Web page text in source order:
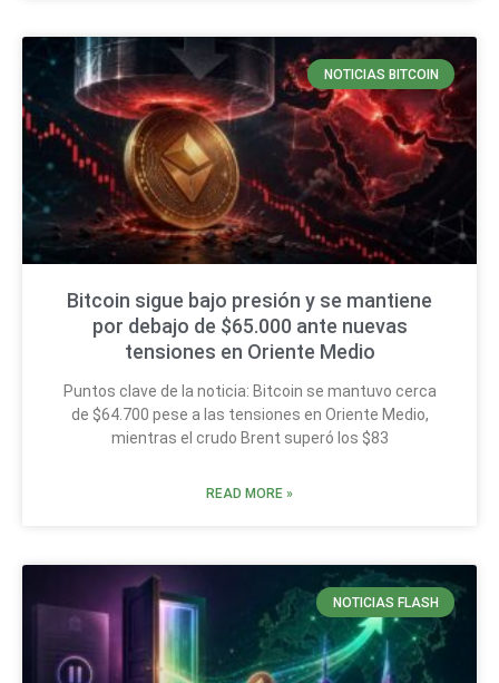
NOTICIAS BITCOIN
Bitcoin sigue bajo presión y se mantiene
por debajo de $65.000 ante nuevas
tensiones en Oriente Medio
Puntos clave de la noticia: Bitcoin se mantuvo cerca
de $64.700 pese a las tensiones en Oriente Medio,
mientras el crudo Brent superó los $83
READ MORE »
NOTICIAS FLASH